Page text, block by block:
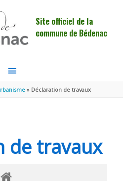
Site officiel de la
commune de Bédenac
MENU
PRINCIPALDéclaration de travaux
de travaux